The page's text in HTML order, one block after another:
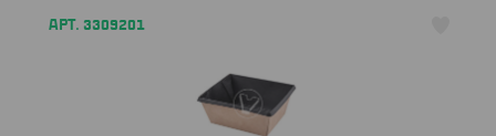
АРТ. 3309201